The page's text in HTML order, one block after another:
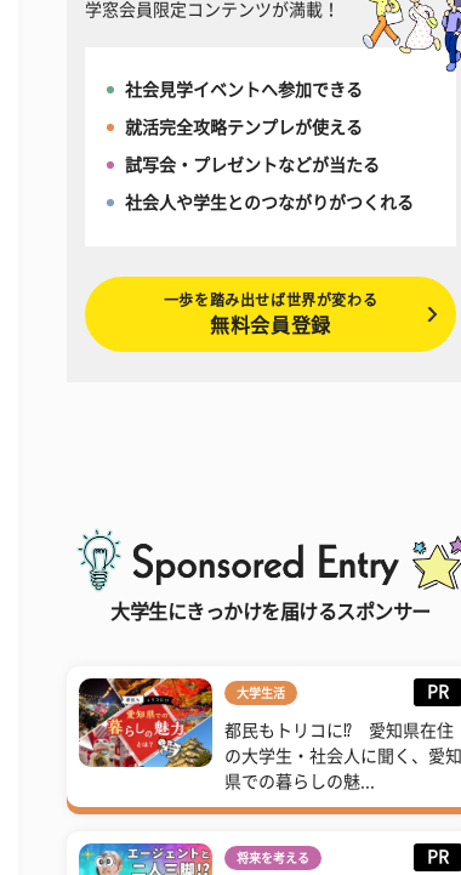
学窓会員限定コンテンツが満載！
社会見学イベントへ参加できる
就活完全攻略テンプレが使える
試写会・プレゼントなどが当たる
社会人や学生とのつながりがつくれる
一歩を踏み出せば世界が変わる
無料会員登録
大学生にきっかけを届けるスポンサー
大学生活 PR
都民もトリコに⁉ 愛知県在住
の大学生・社会人に聞く、愛知
県での暮らしの魅...
将来を考える PR